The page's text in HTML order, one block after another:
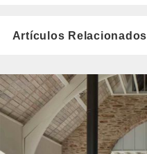
Artículos Relacionados